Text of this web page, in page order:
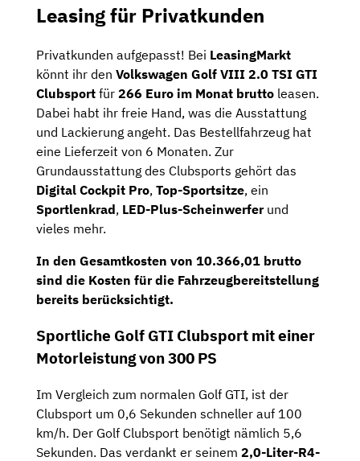
Leasing für Privatkunden
Privatkunden aufgepasst! Bei LeasingMarkt
könnt ihr den Volkswagen Golf VIII 2.0 TSI GTI
Clubsport für 266 Euro im Monat brutto leasen.
Dabei habt ihr freie Hand, was die Ausstattung
und Lackierung angeht. Das Bestellfahrzeug hat
eine Lieferzeit von 6 Monaten. Zur
Grundausstattung des Clubsports gehört das
Digital Cockpit Pro, Top-Sportsitze, ein
Sportlenkrad, LED-Plus-Scheinwerferund
vieles mehr.
In den Gesamtkosten von 10.366,01 brutto
sind die Kosten für die Fahrzeugbereitstellung
bereits berücksichtigt.
Sportliche Golf GTI Clubsport mit einer
Motorleistung von 300 PS
Im Vergleich zum normalen Golf GTI, ist der
Clubsport um 0,6 Sekunden schneller auf 100
km/h. Der Golf Clubsport benötigt nämlich 5,6
Sekunden. Das verdankt er seinem 2,0-Liter-R4-